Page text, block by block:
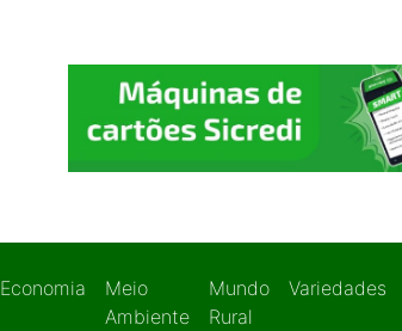
Economia
Meio
Ambiente
Mundo
Rural
Variedades